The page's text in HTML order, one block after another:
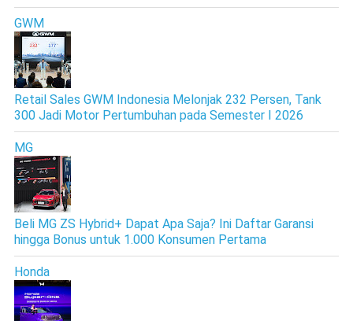
GWM
Retail Sales GWM Indonesia Melonjak 232 Persen, Tank
300 Jadi Motor Pertumbuhan pada Semester I 2026
MG
Beli MG ZS Hybrid+ Dapat Apa Saja? Ini Daftar Garansi
hingga Bonus untuk 1.000 Konsumen Pertama
Honda